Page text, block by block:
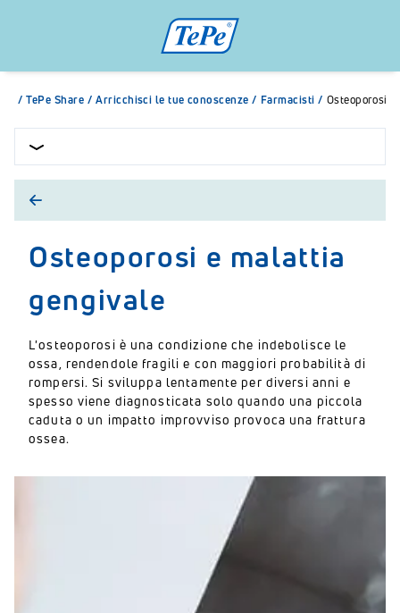
/ TePe Share / Arricchisci le tue conoscenze / Farmacisti / Osteoporosi
Osteoporosi e malattia
gengivale
L'osteoporosi è una condizione che indebolisce le
ossa, rendendole fragili e con maggiori probabilità di
rompersi. Si sviluppa lentamente per diversi anni e
spesso viene diagnosticata solo quando una piccola
caduta o un impatto improvviso provoca una frattura
ossea.